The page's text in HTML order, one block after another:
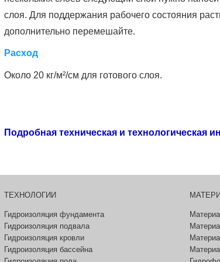
слоя. Для поддержания рабочего состояния
дополнительно перемешайте.
Расход
Около 20 кг/м²/см для готового слоя.
Подробная техническая и технологическая
ТЕХНОЛОГИИ
Гидроизоляция фундамента
Гидроизоляция подвала
Гидроизоляция кровли
Гидроизоляция бассейна